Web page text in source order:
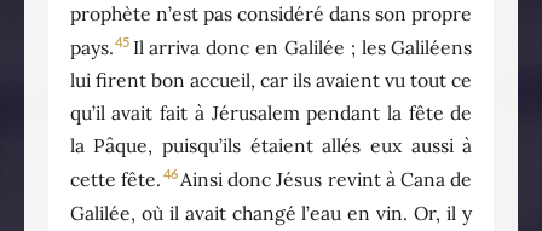
prophète n’est pas considéré dans son propre
pays.45 Il arriva donc en Galilée ; les Galiléens
lui firent bon accueil, car ils avaient vu tout ce
qu’il avait fait à Jérusalem pendant la fête de
la Pâque, puisqu’ils étaient allés eux aussi à
cette fête. 46Ainsi donc Jésus revint à Cana de
Galilée, où il avait changé l’eau en vin. Or, il y